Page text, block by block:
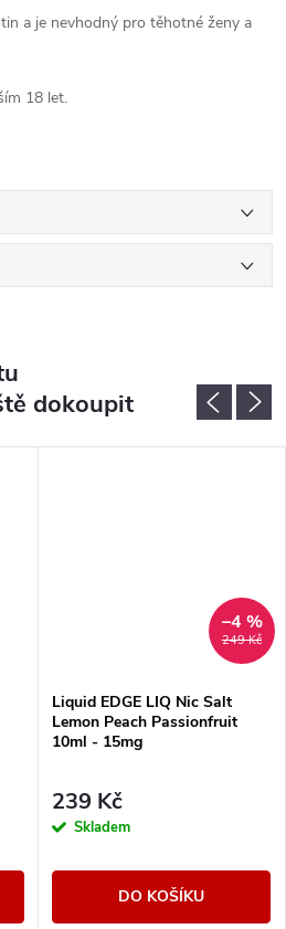
a je nevhodný pro těhotné ženy a
18 let.
dokoupit
249 Kč
–4 %
Liquid EDGE LIQ Nic Salt
Lemon Peach Passionfruit
10ml - 15mg
239 Kč
Skladem
DO KOŠÍKU